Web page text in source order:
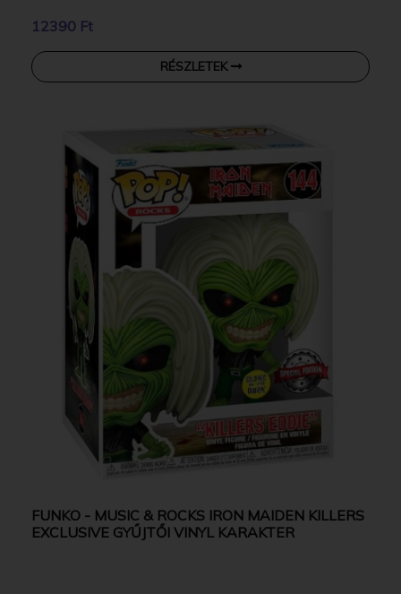
12390 Ft
RÉSZLETEK
FUNKO - MUSIC & ROCKS IRON MAIDEN KILLERS
EXCLUSIVE GYŰJTŐI VINYL KARAKTER